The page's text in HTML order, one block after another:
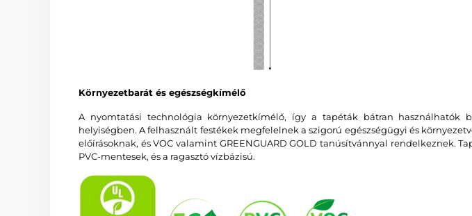
Környezetbarát és egészségkímélő
A nyomtatási technológia környezetkímélő, így a tapéták bátran használhatók
helyiségben. A felhasznált festékek megfelelnek a szigorú egészségügyi és
előírásoknak, és VOC valamint GREENGUARD GOLD tanúsítvánnyal rendelkeznek.
PVC-mentesek, és a ragasztó vízbázisú.